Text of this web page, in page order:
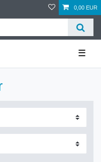
0,00 EUR
☰